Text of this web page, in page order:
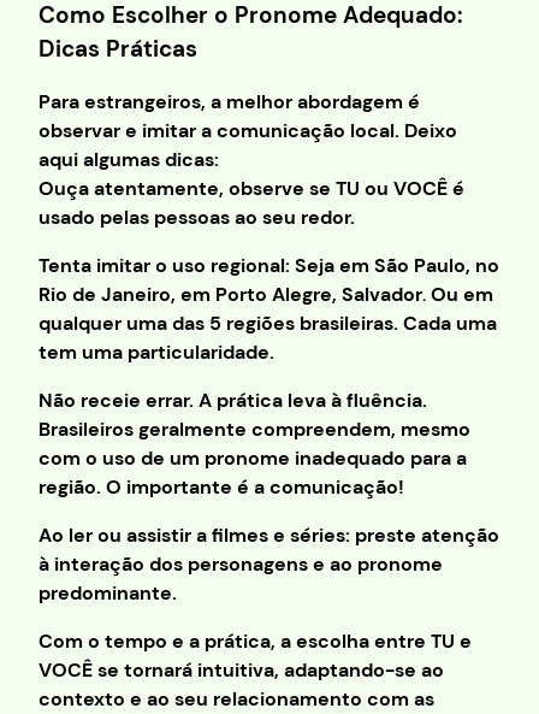
Como Escolher o Pronome Adequado:
Dicas Práticas
Para estrangeiros, a melhor abordagem é
observar e imitar a comunicação local. Deixo
aqui algumas dicas:
Ouça atentamente, observe se TU ou VOCÊ é
usado pelas pessoas ao seu redor.
Tenta imitar o uso regional: Seja em São Paulo, no
Rio de Janeiro, em Porto Alegre, Salvador.Ou em
qualquer uma das 5 regiões brasileiras. Cada uma
tem uma particularidade.
Não receie errar. A prática leva à fluência.
Brasileiros geralmente compreendem, mesmo
com o uso de um pronome inadequado para a
região. O importante é a comunicação!
Ao ler ou assistir a filmes e séries: preste atenção
à interação dos personagens e ao pronome
predominante.
Com o tempo e a prática, a escolha entre TU e
VOCÊ se tornará intuitiva, adaptando-se ao
contexto e ao seu relacionamento com as